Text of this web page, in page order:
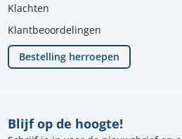
Blijf op de hoogte!
Klachten
Klantbeoordelingen
Bestelling herroepen